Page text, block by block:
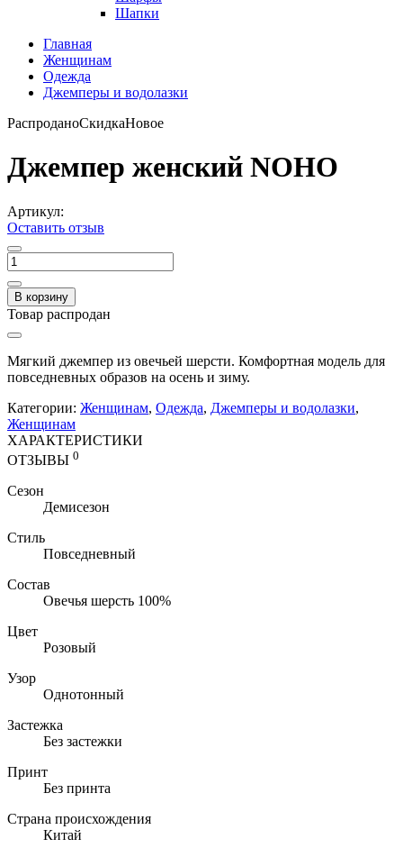
Шапки
Главная
Женщинам
Одежда
Джемперы и водолазки
РаспроданоСкидкаНовое
Джемпер женский NOHO
Артикул:
Оставить отзыв
В корзину
Товар распродан
Мягкий джемпер из овечьей шерсти. Комфортная модель для
повседневных образов на осень и зиму.
Категории: Женщинам, Одежда, Джемперы и водолазки,
Женщинам
ХАРАКТЕРИСТИКИ
ОТЗЫВЫ 0
Сезон
Демисезон
Стиль
Повседневный
Состав
Овечья шерсть 100%
Цвет
Розовый
Узор
Однотонный
Застежка
Без застежки
Принт
Без принта
Страна происхождения
Китай